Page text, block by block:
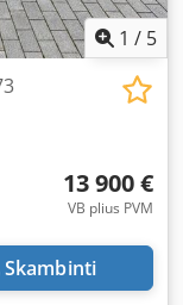
1 / 5
13 900 €
VB plius PVM
Skambinti